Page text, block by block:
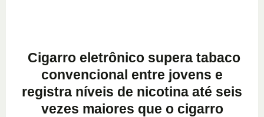
Cigarro eletrônico supera tabaco
convencional entre jovens e
registra níveis de nicotina até seis
vezes maiores que o cigarro